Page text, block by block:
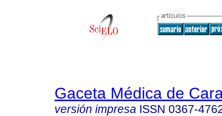
Gaceta Médica de
versión impresa ISSN 0367-